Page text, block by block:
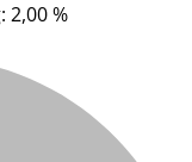
2,00 %